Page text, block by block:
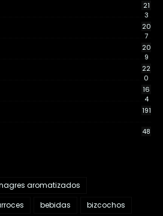
21
3
20
7
20
9
22
0
16
4
191
48
aromatizados
bebidas
bizcochos